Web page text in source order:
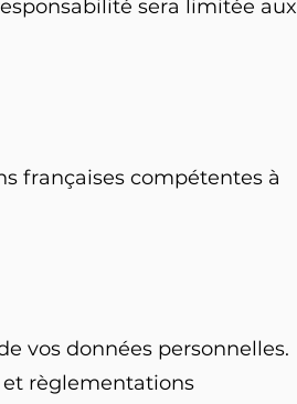
sera limitée aux
françaises compétentes à
vos données personnelles.
et règlementations